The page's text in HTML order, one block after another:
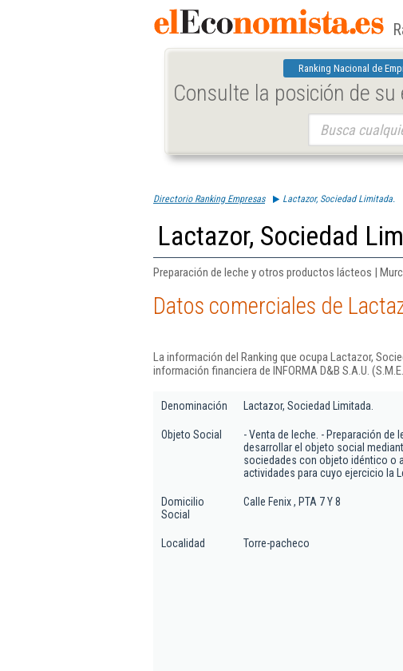
Ranking Nacional de
Consulte la posición de
Directorio Ranking Empresas Lactazor, Sociedad Limitada.
Lactazor, Sociedad
Preparación de leche y otros productos lácteos |
Datos comerciales de
La información del Ranking que ocupa Lactazor,
información financiera de INFORMA D&B S.A.U.
Denominación Lactazor, Sociedad Limitada.
Objeto Social
- Venta de leche. - Preparación
desarrollar el objeto social
sociedades con objeto idéntico o
actividades para cuyo ejercicio la
Domicilio
Social
Calle Fenix , PTA 7 Y 8
Localidad Torre-pacheco